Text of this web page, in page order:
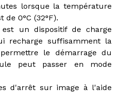
lorsque la température
de 0°C (32°F).
un dispositif de charge
recharge suffisamment la
le démarrage du
peut passer en mode
d'arrêt sur image à l'aide